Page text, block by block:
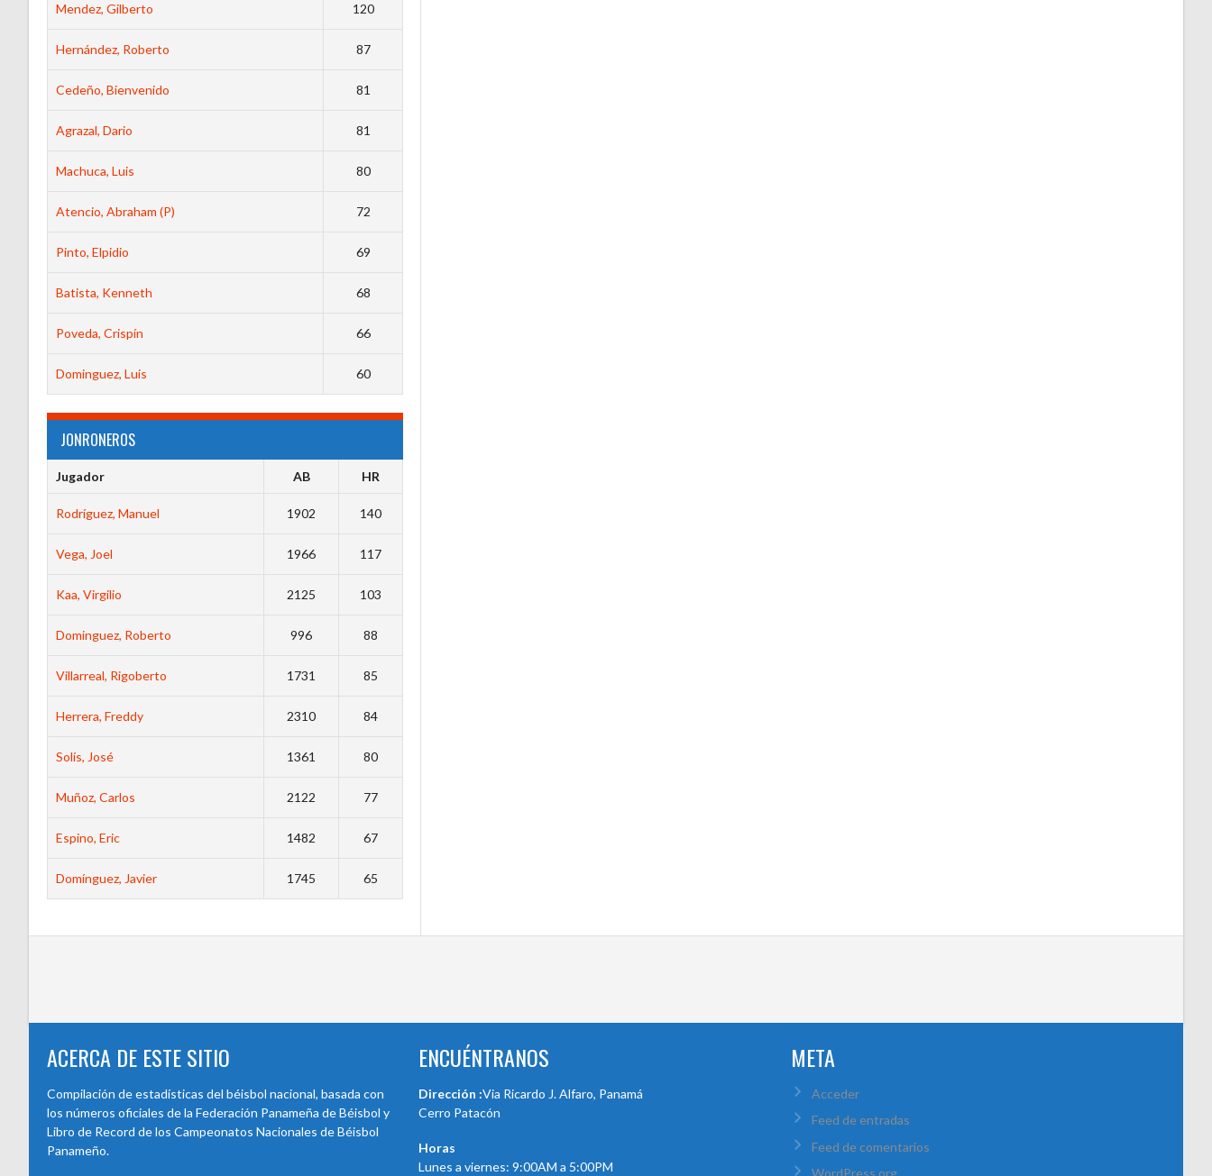
Mendez, Gilberto 120
Hernández, Roberto 87
Cedeño, Bienvenido 81
Agrazal, Dario 81
Machuca, Luis 80
Atencio, Abraham (P) 72
Pinto, Elpidio 69
Batista, Kenneth 68
Poveda, Crispín 66
Dominguez, Luis 60
JONRONEROS
Jugador AB HR
Rodríguez, Manuel 1902 140
Vega, Joel 1966 117
Kaa, Virgilio 2125 103
Dominguez, Roberto 996 88
Villarreal, Rigoberto 1731 85
Herrera, Freddy 2310 84
Solís, José 1361 80
Muñoz, Carlos 2122 77
Espino, Eric 1482 67
Domínguez, Javier 1745 65
ACERCA DE ESTE SITIO
Compilación de estadísticas del béisbol nacional, basada con
los números oficiales de la Federación Panameña de Béisbol y
Libro de Record de los Campeonatos Nacionales de Béisbol
Panameño.
ENCUÉNTRANOS
Dirección :Via Ricardo J. Alfaro, Panamá
Cerro Patacón
Horas
Lunes a viernes: 9:00AM a 5:00PM
META
Acceder
Feed de entradas
Feed de comentarios